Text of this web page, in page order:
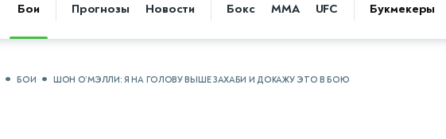
Бои Прогнозы Новости Бокс MMA UFC Букмекеры
БОИ ШОН О’МЭЛЛИ: Я НА ГОЛОВУ ВЫШЕ ЗАХАБИ И ДОКАЖУ ЭТО В БОЮ